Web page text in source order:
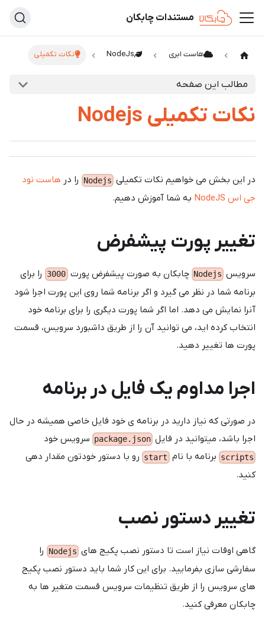
مستندات چابکان
هاست ابری NodeJs نکات تکمیلی
مطالب این صفحه
نکات تکمیلی Nodejs
در این بخش می خواهیم نکات تکمیلی Nodejs را در هاست نود
جی اس NodeJS
به شما آموزش دهیم.
تغییر پورت پیشفرض
سرویس Nodejs چابکان به صورت پیشفرض پورت 3000 را برای
برنامه شما در نظر می گیرد و اگر برنامه شما روی این پورت اجرا شود
آنرا نمایش می دهد. اما اگر شما پورت دیگری را برای برنامه خود
انتخاب کرده اید، می توانید آن را از طریق داشبورد سرویس، قسمت
پورت ها تغییر دهید.
اجرا مداوم یک فایل در برنامه
در صورتی که نیاز دارید در برنامه ی خود فایل خاصی همیشه در حال
اجرا باشد، میتوانید در فایل package.json سرویس خود
scripts برنامه با نام start رو با دستور خودتون مقدار دهی
کنید.
تغییر دستور نصب
گاهی اوقات نیاز است تا دستور نصب پکیج های Nodejs
را
سفارشی سازی بفرمایید. برای این کار شما باید دستور نصب پکیج
های سرویس را از طریق تنظیمات سرویس قسمت متغیر ها به
چابکان معرفی کنید.